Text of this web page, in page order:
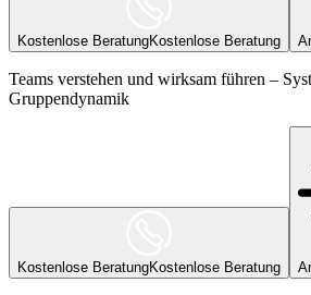
Kostenlose BeratungKostenlose Beratung
Teams verstehen und wirksam führen –
Gruppendynamik
Kostenlose BeratungKostenlose Beratung